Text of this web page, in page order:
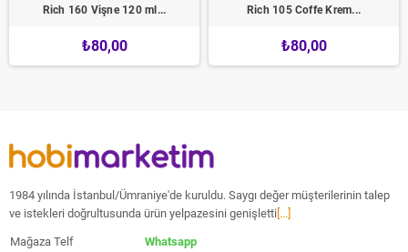
Rich 160 Vişne 120 ml...
₺80,00
Rich 105 Coffe Krem...
₺80,00
1984 yılında İstanbul/Ümraniye'de kuruldu. Saygı değer müşterilerinin talep
ve istekleri doğrultusunda ürün yelpazesini genişletti [...]
Mağaza Telf
Whatsapp